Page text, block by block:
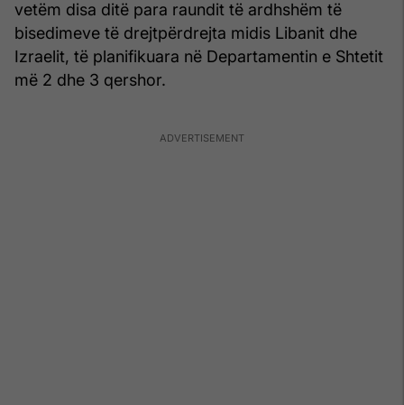
vetëm disa ditë para raundit të ardhshëm të
bisedimeve të drejtpërdrejta midis Libanit dhe
Izraelit, të planifikuara në Departamentin e Shtetit
më 2 dhe 3 qershor.